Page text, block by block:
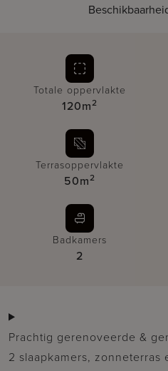
Totale oppervlakte
120m2
Terrasoppervlakte
50m2
Badkamers
2
Prachtig gerenoveerde &
2 slaapkamers,